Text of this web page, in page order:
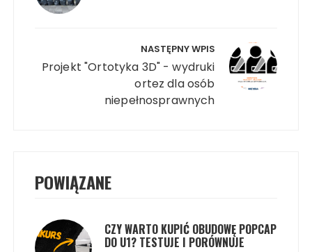
NASTĘPNY WPIS
Projekt "Ortotyka 3D" - wydruki
ortez dla osób
niepełnosprawnych
POWIĄZANE
CZY WARTO KUPIĆ OBUDOWĘ POPCAP
DO U1? TESTUJE I PORÓWNUJE